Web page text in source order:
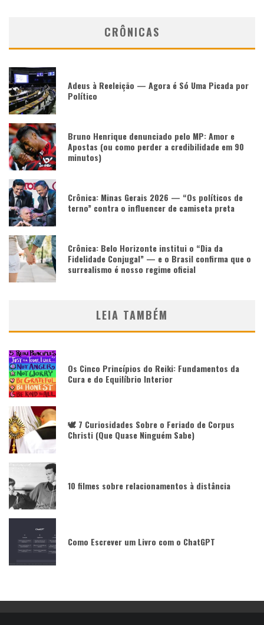
CRÔNICAS
Adeus à Reeleição — Agora é Só Uma Picada por
Político
Bruno Henrique denunciado pelo MP: Amor e
Apostas (ou como perder a credibilidade em 90
minutos)
Crônica: Minas Gerais 2026 — “Os políticos de
terno” contra o influencer de camiseta preta
Crônica: Belo Horizonte institui o “Dia da
Fidelidade Conjugal” — e o Brasil confirma que o
surrealismo é nosso regime oficial
LEIA TAMBÉM
Os Cinco Princípios do Reiki: Fundamentos da
Cura e do Equilíbrio Interior
🕊️ 7 Curiosidades Sobre o Feriado de Corpus
Christi (Que Quase Ninguém Sabe)
10 filmes sobre relacionamentos à distância
Como Escrever um Livro com o ChatGPT